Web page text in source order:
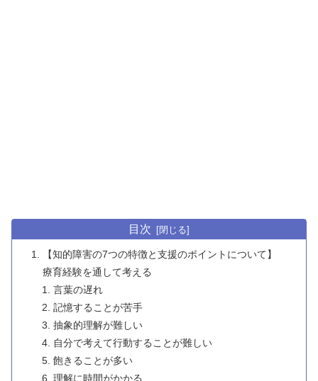
目次
【知的障害の7つの特徴と支援のポイントについて】
療育経験を通して考える
言葉の遅れ
記憶することが苦手
抽象的理解が難しい
自分で考えて行動することが難しい
飽きることが多い
理解に時間がかかる